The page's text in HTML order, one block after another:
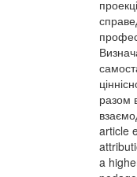
разом
article
a